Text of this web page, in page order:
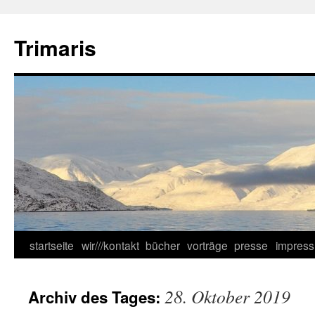
springen
Trimaris
startseite wir///kontakt bücher vorträge presse
Archiv des Tages: 28. Oktober 2019